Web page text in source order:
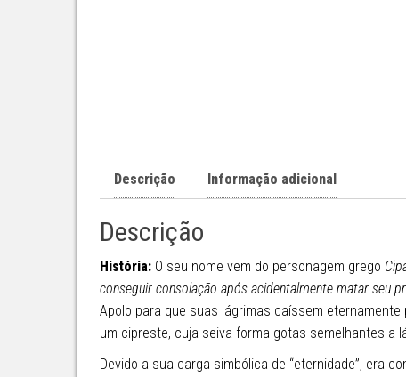
Descrição Informação adicional
Descrição
História: O seu nome vem do personagem grego
conseguir consolação após acidentalmente matar seu
Apolo para que suas lágrimas caíssem
um cipreste, cuja seiva forma gotas semelhantes a
Devido a sua carga simbólica de “eternidade”, era